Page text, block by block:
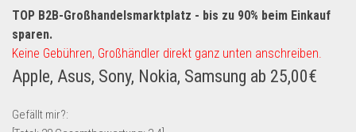
Handy und Smartphone
Kosmetik & Pflege
Multimedia & Elektro
TOP B2B-Großhandelsmarktplatz - bis zu 90% beim Einkauf
sparen.
Keine Gebühren, Großhändler direkt ganz unten anschreiben.
Apple, Asus, Sony, Nokia, Samsung ab 25,00€
Gefällt mir?: